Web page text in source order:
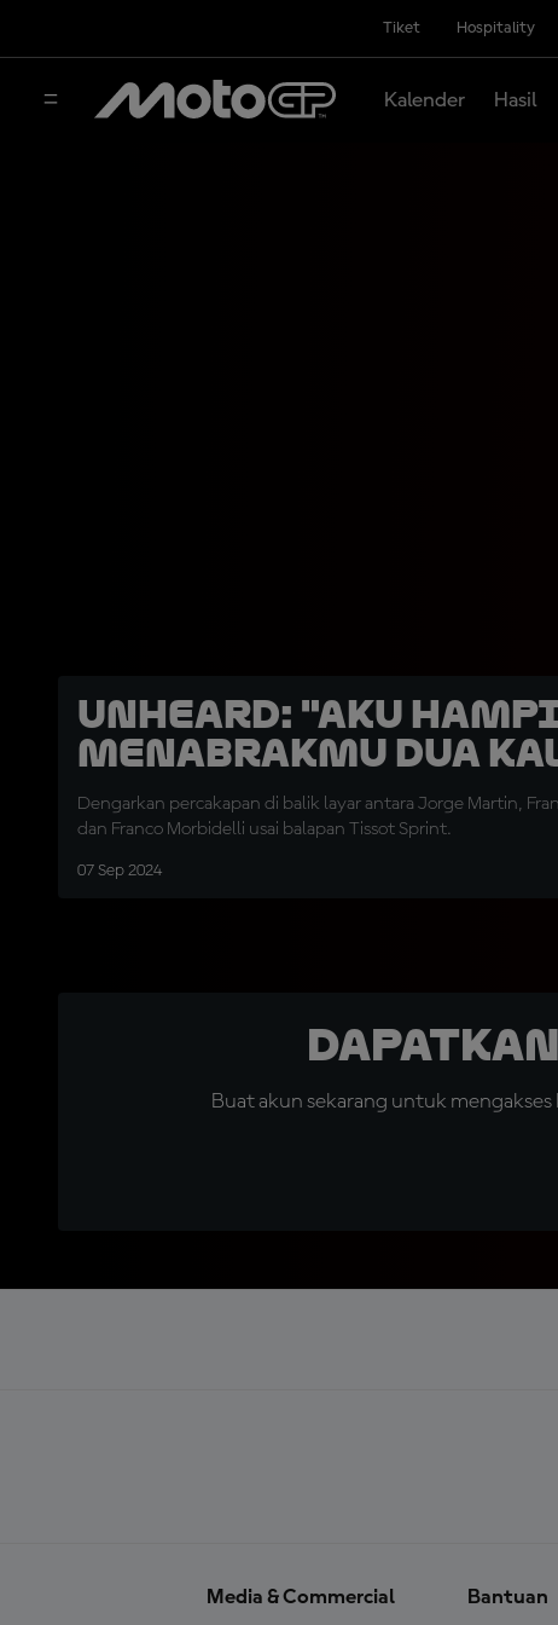
Tiket Hospitality
Kalender Hasil
UNHEARD: "Aku
Menabrakmu Dua
Dengarkan percakapan di balik layar antara Jorge Martin,
dan Franco Morbidelli usai balapan Tissot Sprint.
07 Sep 2024
Buat akun sekarang untuk
Media & Commercial Bantuan